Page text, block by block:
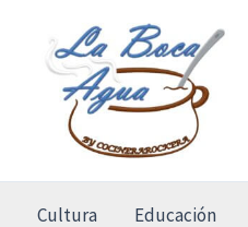
Cultura Educación